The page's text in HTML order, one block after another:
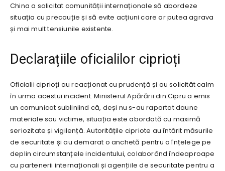
China a solicitat comunității internaționale să abordeze
situația cu precauție și să evite acțiuni care ar putea agrava
și mai mult tensiunile existente.
Declarațiile oficialilor ciprioți
Oficialii ciprioți au reacționat cu prudență și au solicităt calm
în urma acestui incident. Ministerul Apărării din Cipru a emis
un comunicat subliniind că, deși nu s-au raportat daune
materiale sau victime, situația este abordată cu maximă
seriozitate și vigilență. Autoritățile cipriote au întărit măsurile
de securitate și au demarat o anchetă pentru a înțelege pe
deplin circumstanțele incidentului, colaborând îndeaproape
cu partenerii internaționali și agențiile de securitate pentru a